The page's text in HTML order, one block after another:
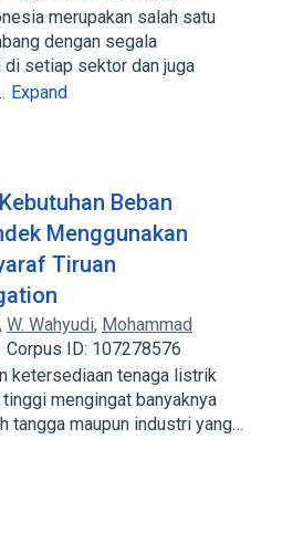
merupakan salah satu
dengan segala
di setiap sektor dan juga
Expand
Beban
Menggunakan
Tiruan
, W. Wahyudi, Mohammad
Corpus ID: 107278576
ketersediaan tenaga listrik
mengingat banyaknya
tangga maupun industri yang…